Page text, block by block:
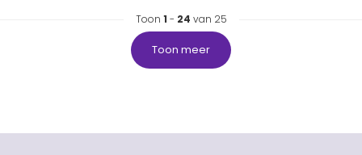
Toon 1 - 24 van 25
Toon meer